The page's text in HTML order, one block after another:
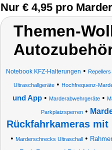
Nur € 4,95 pro
Themen-
Notebook KFZ-Halterungen • Repellers
Ultraschallgeräte • Hochfrequenz-
und App • Marderabwehrgeräte •
Parkplatzsperren•
Rückfahrkameras mit
• Marderschrecks Ultraschall•